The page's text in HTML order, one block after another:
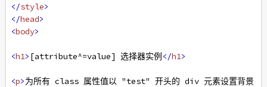
</style>
</head>
<body>
<h1> [attribute^=value] 选择器实例</h1>
<p>为所有 class 属性值以 "test" 开头的 div 元素设置背景